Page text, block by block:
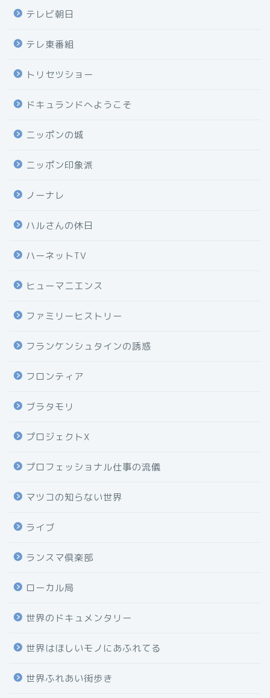
テレビ朝日
テレ東番組
トリセツショー
ドキュランドへようこそ
ニッポンの城
ニッポン印象派
ノーナレ
ハルさんの休日
ハーネットTV
ヒューマニエンス
ファミリーヒストリー
フランケンシュタインの誘惑
フロンティア
ブラタモリ
プロジェクトX
プロフェッショナル仕事の流儀
マツコの知らない世界
ライブ
ランスマ倶楽部
ローカル局
世界のドキュメンタリー
世界はほしいモノにあふれてる
世界ふれあい街歩き